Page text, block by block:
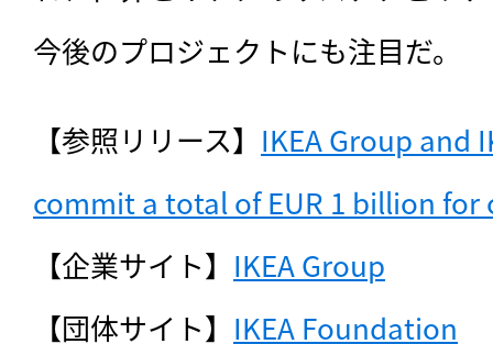
今後のプロジェクトにも注目だ。
【参照リリース】 IKEA Group and
commit a total of EUR 1 billion
【企業サイト】 IKEA Group
【団体サイト】 IKEA Foundation